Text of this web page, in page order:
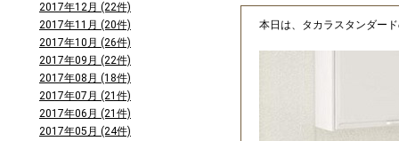
本日は、タカラスタンダー
2017年12月 (22件)
2017年11月 (20件)
2017年10月 (26件)
2017年09月 (22件)
2017年08月 (18件)
2017年07月 (21件)
2017年06月 (21件)
2017年05月 (24件)